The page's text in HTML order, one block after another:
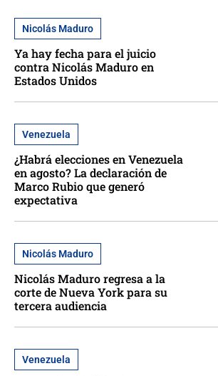
Nicolás Maduro
Ya hay fecha para el juicio
contra Nicolás Maduro en
Estados Unidos
Venezuela
¿Habrá elecciones en Venezuela
en agosto? La declaración de
Marco Rubio que generó
expectativa
Nicolás Maduro
Nicolás Maduro regresa a la
corte de Nueva York para su
tercera audiencia
Venezuela